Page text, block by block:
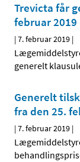
Trevicta får
februar 2019
|7. februar 2019 |
generelt
Generelt
fra den 25.
|7. februar 2019 |